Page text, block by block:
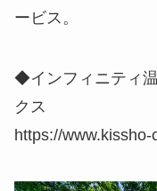
ービス。
◆インフィニティ
クス
https://